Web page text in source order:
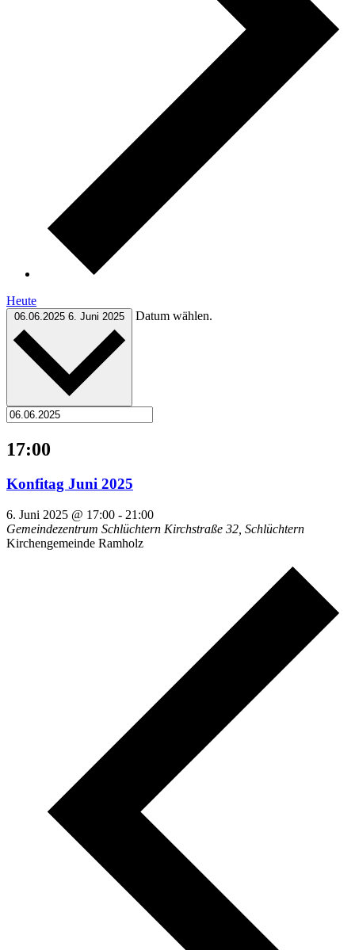
Heute
06.06.2025 6. Juni 2025 Datum wählen.
17:00
Konfitag Juni 2025
6. Juni 2025 @ 17:00 - 21:00
Gemeindezentrum Schlüchtern Kirchstraße 32, Schlüchtern
Kirchengemeinde Ramholz